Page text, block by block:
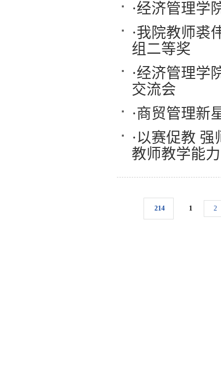
·经济管理学
·我院教师裘
组二等奖
·经济管理学
交流会
·商贸管理新
·以赛促教
教师教学能
214 1 2